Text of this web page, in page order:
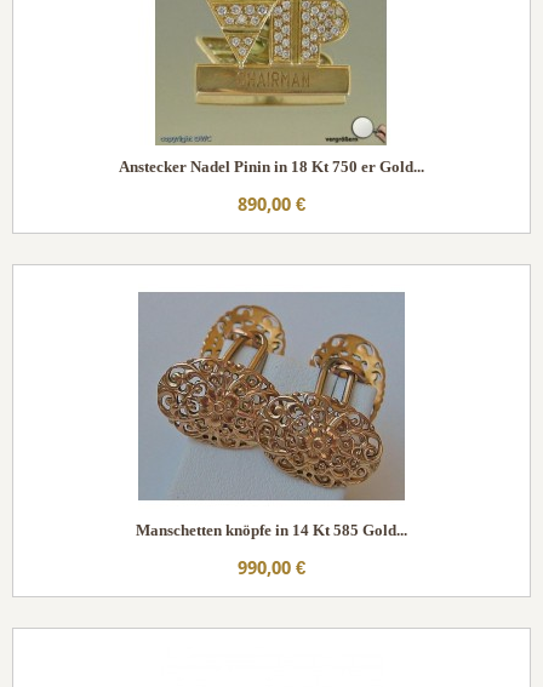
Anstecker Nadel Pinin in 18 Kt 750 er Gold...
890,00 €
Manschetten knöpfe in 14 Kt 585 Gold...
990,00 €